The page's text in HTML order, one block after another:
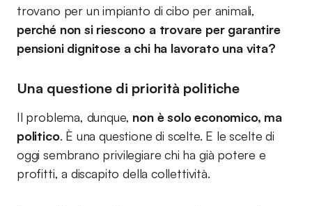
trovano per un impianto di cibo per animali,
perché non si riescono a trovare per garantire
pensioni dignitose a chi ha lavorato una vita?
Una questione di priorità politiche
Il problema, dunque, non è solo economico, ma
politico. È una questione di scelte. E le scelte di
oggi sembrano privilegiare chi ha già potere e
profitti, a discapito della collettività.